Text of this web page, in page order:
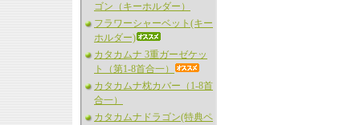
ゴン（キーホルダー）
フラワーシャーベット(キー
ホルダー)
カタカムナ 3重ガーゼケッ
ト（第1-8首合一）
カタカムナ枕カバー（1-8首
合一）
カタカムナドラゴン(特典ペ